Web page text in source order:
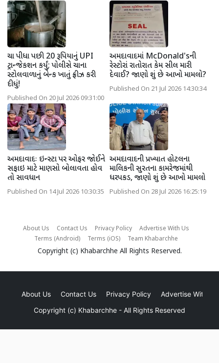
ચા પીધા પછી 20 રૂપિયાનું UPI
ટ્રાન્જેકશન કર્યું; પોલીસે ચાના
સ્ટોલવાળાનું બેન્ક ખાતું ફ્રીઝ કરી
દીધું!
Published On 20 Jul 2026 09:31:00
અમદાવાદમાં McDonald'sની
રેસ્ટોરાં રાતોરાત કેમ સીલ મારી
દેવાઈ? જાણો શું છે આખો મામલો?
Published On 21 Jul 2026 14:30:34
અમદાવાદઃ ઇન્સ્ટા પર ઓફર જોઈને
સફાઇ માટે માણસો બોલાવતા હોવ
તો સાવધાન
Published On 14 Jul 2026 10:30:35
અમદાવાદની પ્રખ્યાત હોટલના
માલિકની સુરતના કામરેજમાંથી
ધરપકડ, જાણો શું છે આખો મામલો
Published On 28 Jul 2026 16:25:19
About Us Contact Us Privacy Policy
Advertise With Us
Terms (Android)
Terms (iOS) Team Khabarchhe
Copyright (c) Khabarchhe All Rights Reserved.
About Us Contact Us Privacy Policy
Advertise With Us
Copyright (c) Khabarchhe - All Rights Reserved